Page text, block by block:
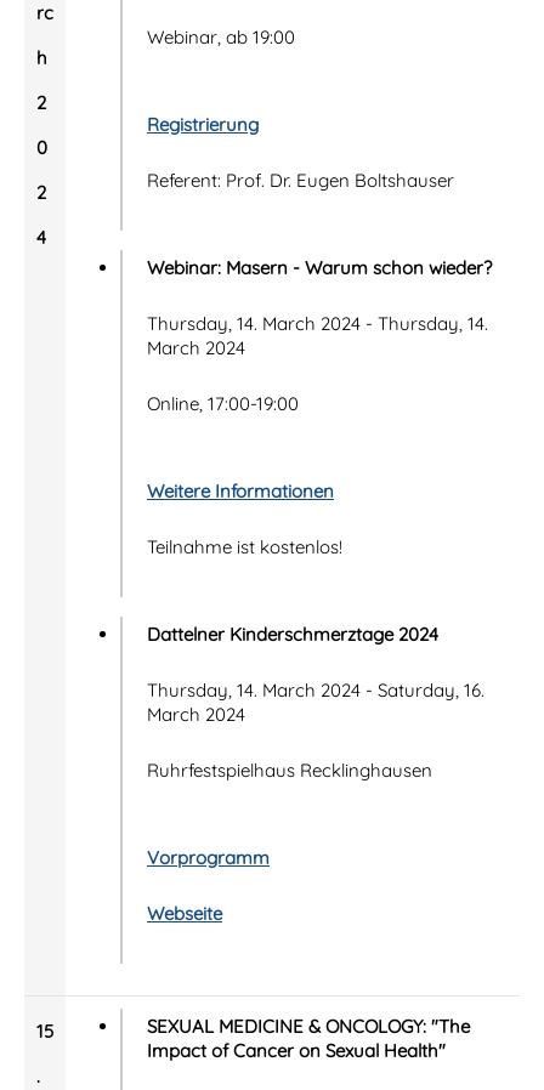
rc
h
2
0
2
4
Webinar, ab 19:00
Registrierung
Referent: Prof. Dr. Eugen Boltshauser
Webinar: Masern - Warum schon wieder?
Thursday, 14. March 2024 - Thursday, 14.
March 2024
Online, 17:00-19:00
Weitere Informationen
Teilnahme ist kostenlos!
Dattelner Kinderschmerztage 2024
Thursday, 14. March 2024 - Saturday, 16.
March 2024
Ruhrfestspielhaus Recklinghausen
Vorprogramm
Webseite
15
.
SEXUAL MEDICINE & ONCOLOGY: "The
Impact of Cancer on Sexual Health"